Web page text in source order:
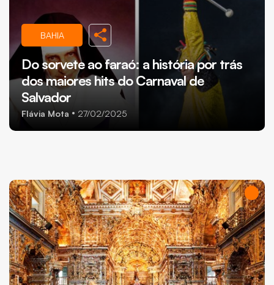
BAHIA
Do sorvete ao faraó: a história por trás
dos maiores hits do Carnaval de
Salvador
Flávia Mota 27/02/2025